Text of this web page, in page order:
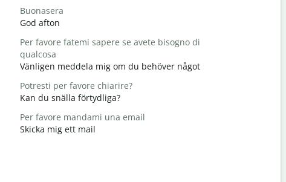
Buonasera
God afton
Per favore fatemi sapere se avete bisogno di
qualcosa
Vänligen meddela mig om du behöver något
Potresti per favore chiarire?
Kan du snälla förtydliga?
Per favore mandami una email
Skicka mig ett mail